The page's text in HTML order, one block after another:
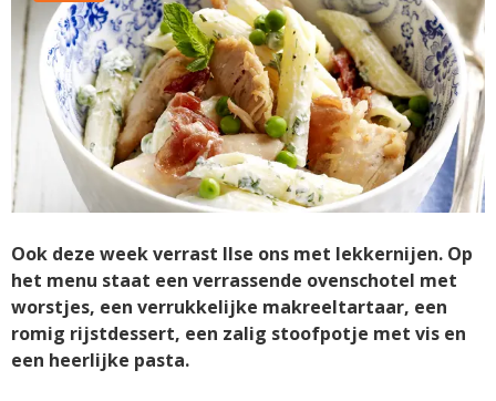
Ook deze week verrast Ilse ons met lekkernijen. Op
het menu staat een verrassende ovenschotel met
worstjes, een verrukkelijke makreeltartaar, een
romig rijstdessert, een zalig stoofpotje met vis en
een heerlijke pasta.